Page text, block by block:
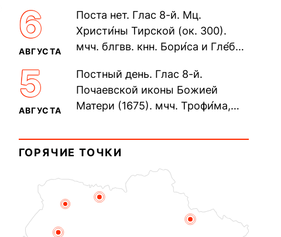
прп. Евпракси́и девы,...
6
АВГУСТА
Поста нет. Глас 8-й. Мц.
Христи́ны Тирской (ок. 300).
мчч. блгвв. кнн. Бори́са и Гле́ба,
Дави́да (1015). Прп....
5
АВГУСТА
Постный день. Глас 8-й.
Почаевской иконы Божией
Матери (1675). мчч. Трофи́ма,
мучеников (284–305). прав.
воина Фео́дора...
ГОРЯЧИЕ ТОЧКИ